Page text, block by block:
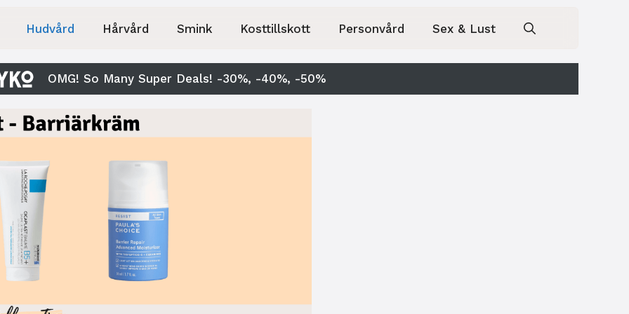
Hudvård Hårvård Smink Kosttillskott Personvård Sex & Lust
OMG! So Many Super Deals! -30%, -40%, -50%